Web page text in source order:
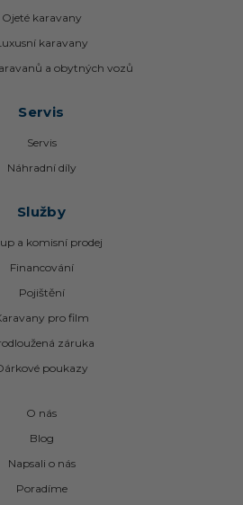
Ojeté karavany
karavany
a obytných vozů
Servis
Servis
Náhradní díly
Služby
a komisní prodej
Financování
Pojištění
pro film
záruka
poukazy
O nás
Blog
Napsali o nás
Poradíme